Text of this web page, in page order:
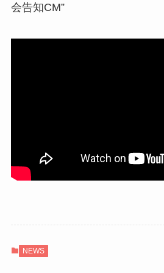
会告知CM”
NEWS